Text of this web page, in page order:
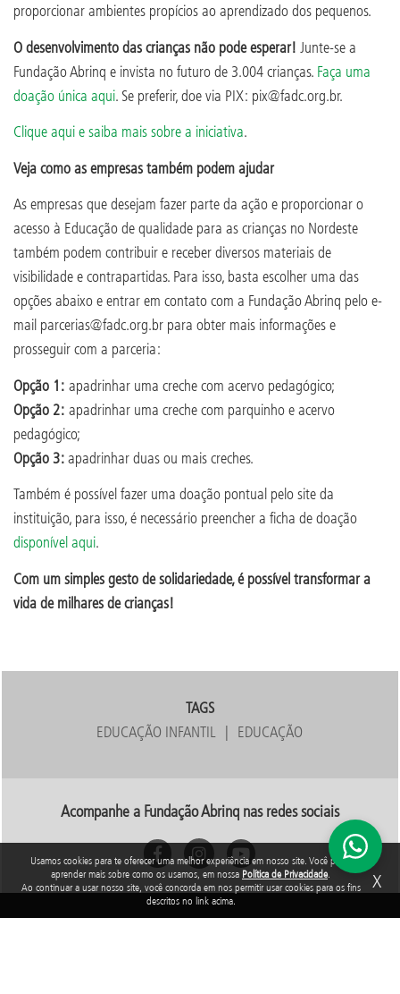
Usamos cookies para te oferecer uma melhor experiência em nosso site. Você pode
aprender mais sobre como os usamos, em nossa Política de Privacidade.
Ao continuar a usar nosso site, você concorda em nos permitir usar cookies para os fins
descritos no link acima.
X
proporcionar ambientes propícios ao aprendizado dos pequenos.
O desenvolvimento das crianças não pode esperar! Junte-se a
Fundação Abrinq e invista no futuro de 3.004 crianças. Faça uma
doação única aqui. Se preferir, doe via PIX: pix@fadc.org.br.
Clique aqui e saiba mais sobre a iniciativa.
Veja como as empresas também podem ajudar
As empresas que desejam fazer parte da ação e proporcionar o
acesso à Educação de qualidade para as crianças no Nordeste
também podem contribuir e receber diversos materiais de
visibilidade e contrapartidas. Para isso, basta escolher uma das
opções abaixo e entrar em contato com a Fundação Abrinq pelo e-
mail parcerias@fadc.org.br para obter mais informações e
prosseguir com a parceria:
Opção 1: apadrinhar uma creche com acervo pedagógico;
Opção 2: apadrinhar uma creche com parquinho e acervo
pedagógico;
Opção 3:apadrinhar duas ou mais creches.
Também é possível fazer uma doação pontual pelo site da
instituição, para isso, é necessário preencher a ficha de doação
disponível aqui.
Com um simples gesto de solidariedade, é possível transformar a
vida de milhares de crianças!
TAGS
EDUCAÇÃO INFANTIL
EDUCAÇÃO
Acompanhe a Fundação Abrinq nas redes sociais